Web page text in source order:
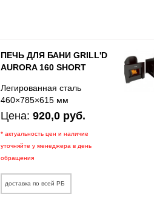
ПЕЧЬ ДЛЯ БАНИ GRILL'D
AURORA 160 SHORT
Легированная сталь
460×785×615 мм
Цена:920,0 руб.
* актуальность цен и наличие
уточняйте у менеджера в день
обращения
доставка по всей РБ